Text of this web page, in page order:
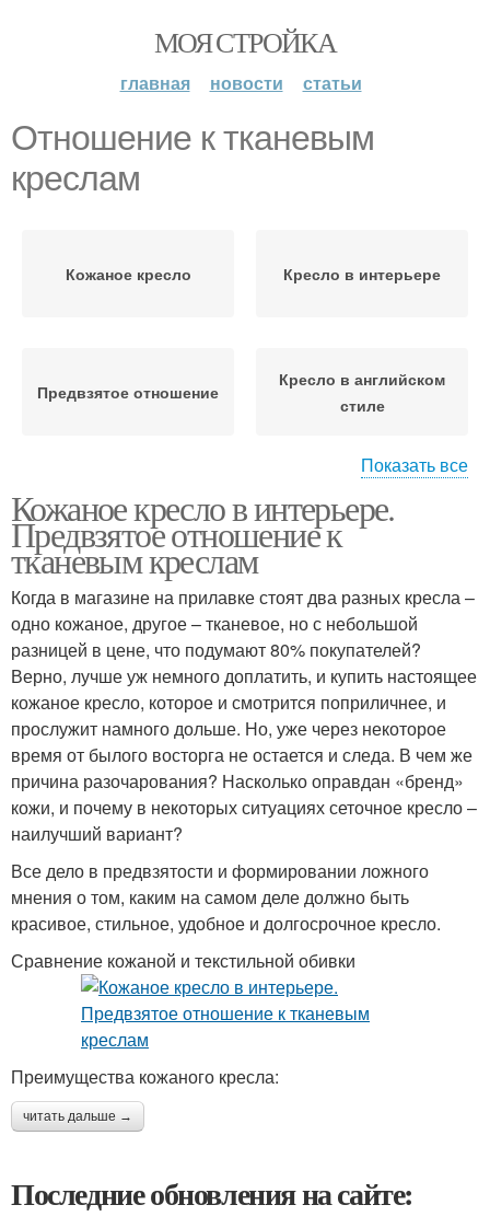
МОЯ СТРОЙКА
главная новости статьи
Отношение к тканевым
креслам
Кожаное кресло Кресло в интерьере
Предвзятое отношение
Кресло в английском
стиле
Английские кресла Кресла с ушами
Кресло в аренду
Показать все
Кожаное кресло в интерьере.
Предвзятое отношение к
тканевым креслам
Когда в магазине на прилавке стоят два разных кресла –
одно кожаное, другое – тканевое, но с небольшой
разницей в цене, что подумают 80% покупателей?
Верно, лучше уж немного доплатить, и купить настоящее
кожаное кресло, которое и смотрится поприличнее, и
прослужит намного дольше. Но, уже через некоторое
время от былого восторга не остается и следа. В чем же
причина разочарования? Насколько оправдан «бренд»
кожи, и почему в некоторых ситуациях сеточное кресло –
наилучший вариант?
Все дело в предвзятости и формировании ложного
мнения о том, каким на самом деле должно быть
красивое, стильное, удобное и долгосрочное кресло.
Сравнение кожаной и текстильной обивки
Преимущества кожаного кресла:
читать дальше →
Последние обновления на сайте: